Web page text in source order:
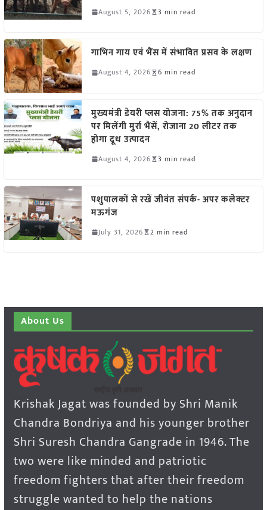
August 5, 2026 3 min read
गाभिन गाय एवं भैंस में संभावित प्रसव के लक्षण
August 4, 2026 6 min read
मुख्यमंत्री डेयरी प्लस योजना: 75% तक अनुदान
पर मिलेंगी मुर्रा भैंसें, रोजाना 20 लीटर तक
होगा दूध उत्पादन
August 4, 2026 3 min read
पशुपालकों से रखें जीवंत संपर्क- अपर कलेक्टर
मऊगंज
July 31, 2026 2 min read
About Us
Krishak Jagat was founded by Shri Manik
Chandra Bondriya and his younger brother
Shri Suresh Chandra Gangrade in 1946. The
two were like minded and patriotic
freedom fighters that after their freedom
struggle wanted to help the nations